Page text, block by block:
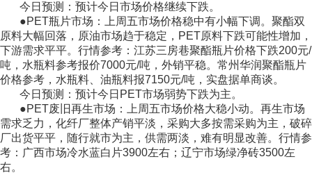
今日预测：预计今日市场价格继续下跌。
●PET瓶片市场：上周五市场价格稳中有小幅下调。聚酯双
原料大幅回落，原油市场趋于稳定，PET原料下跌可能性增加，
下游需求平平。行情参考：江苏三房巷聚酯瓶片价格下跌200元/
吨，水瓶料参考报价7000元/吨，外销平稳。常州华润聚酯瓶片
价格参考，水瓶料、油瓶料报7150元/吨，实盘据单商谈。
今日预测：预计今日PET市场弱势下跌为主。
●PET废旧再生市场：上周五市场价格大稳小动。再生市场
需求乏力，化纤厂整体产销平淡，采购大多按需采购为主，破碎
厂出货平平，随行就市为主，供需两淡，难有明显改善。行情参
考：广西市场冷水蓝白片3900左右；辽宁市场绿净砖3500左
右。